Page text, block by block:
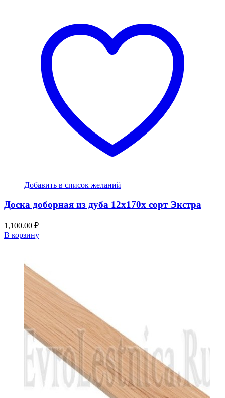
Добавить в список желаний
Доска доборная из дуба 12x170x сорт Экстра
1,100.00 ₽
В корзину